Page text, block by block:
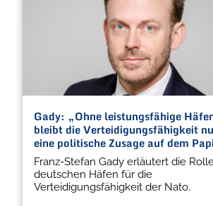
Gady: „Ohne leistungsfähige
bleibt die Verteidigungsfähigkeit
eine politische Zusage auf dem
Franz-Stefan Gady erläutert die
deutschen Häfen für die
Verteidigungsfähigkeit der Nato.